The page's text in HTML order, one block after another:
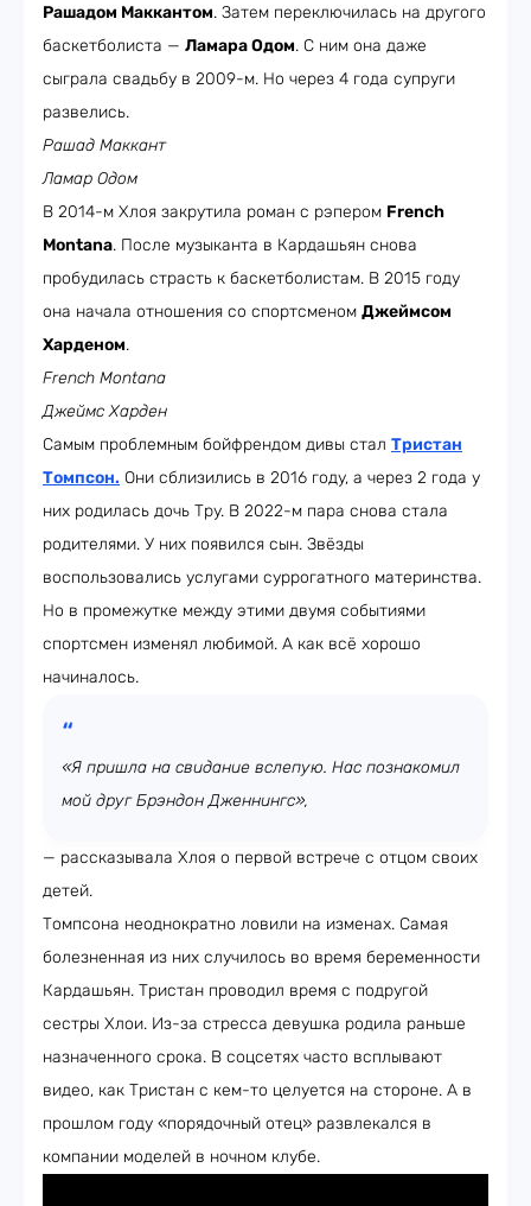
Рашадом Маккантом. Затем переключилась на другого
баскетболиста — Ламара Одом. С ним она даже
сыграла свадьбу в 2009-м. Но через 4 года супруги
развелись.
Рашад Маккант
Ламар Одом
В 2014-м Хлоя закрутила роман с рэпером French
Montana. После музыканта в Кардашьян снова
пробудилась страсть к баскетболистам. В 2015 году
она начала отношения со спортсменом Джеймсом
Харденом.
French Montana
Джеймс Харден
Самым проблемным бойфрендом дивы стал Тристан
Томпсон. Они сблизились в 2016 году, а через 2 года у
них родилась дочь Тру. В 2022-м пара снова стала
родителями. У них появился сын. Звёзды
воспользовались услугами суррогатного материнства.
Но в промежутке между этими двумя событиями
спортсмен изменял любимой. А как всё хорошо
начиналось.
«Я пришла на свидание вслепую. Нас познакомил
мой друг Брэндон Дженнингс»,
— рассказывала Хлоя о первой встрече с отцом своих
детей.
Томпсона неоднократно ловили на изменах. Самая
болезненная из них случилось во время беременности
Кардашьян. Тристан проводил время с подругой
сестры Хлои. Из-за стресса девушка родила раньше
назначенного срока. В соцсетях часто всплывают
видео, как Тристан с кем-то целуется на стороне. А в
прошлом году «порядочный отец» развлекался в
компании моделей в ночном клубе.